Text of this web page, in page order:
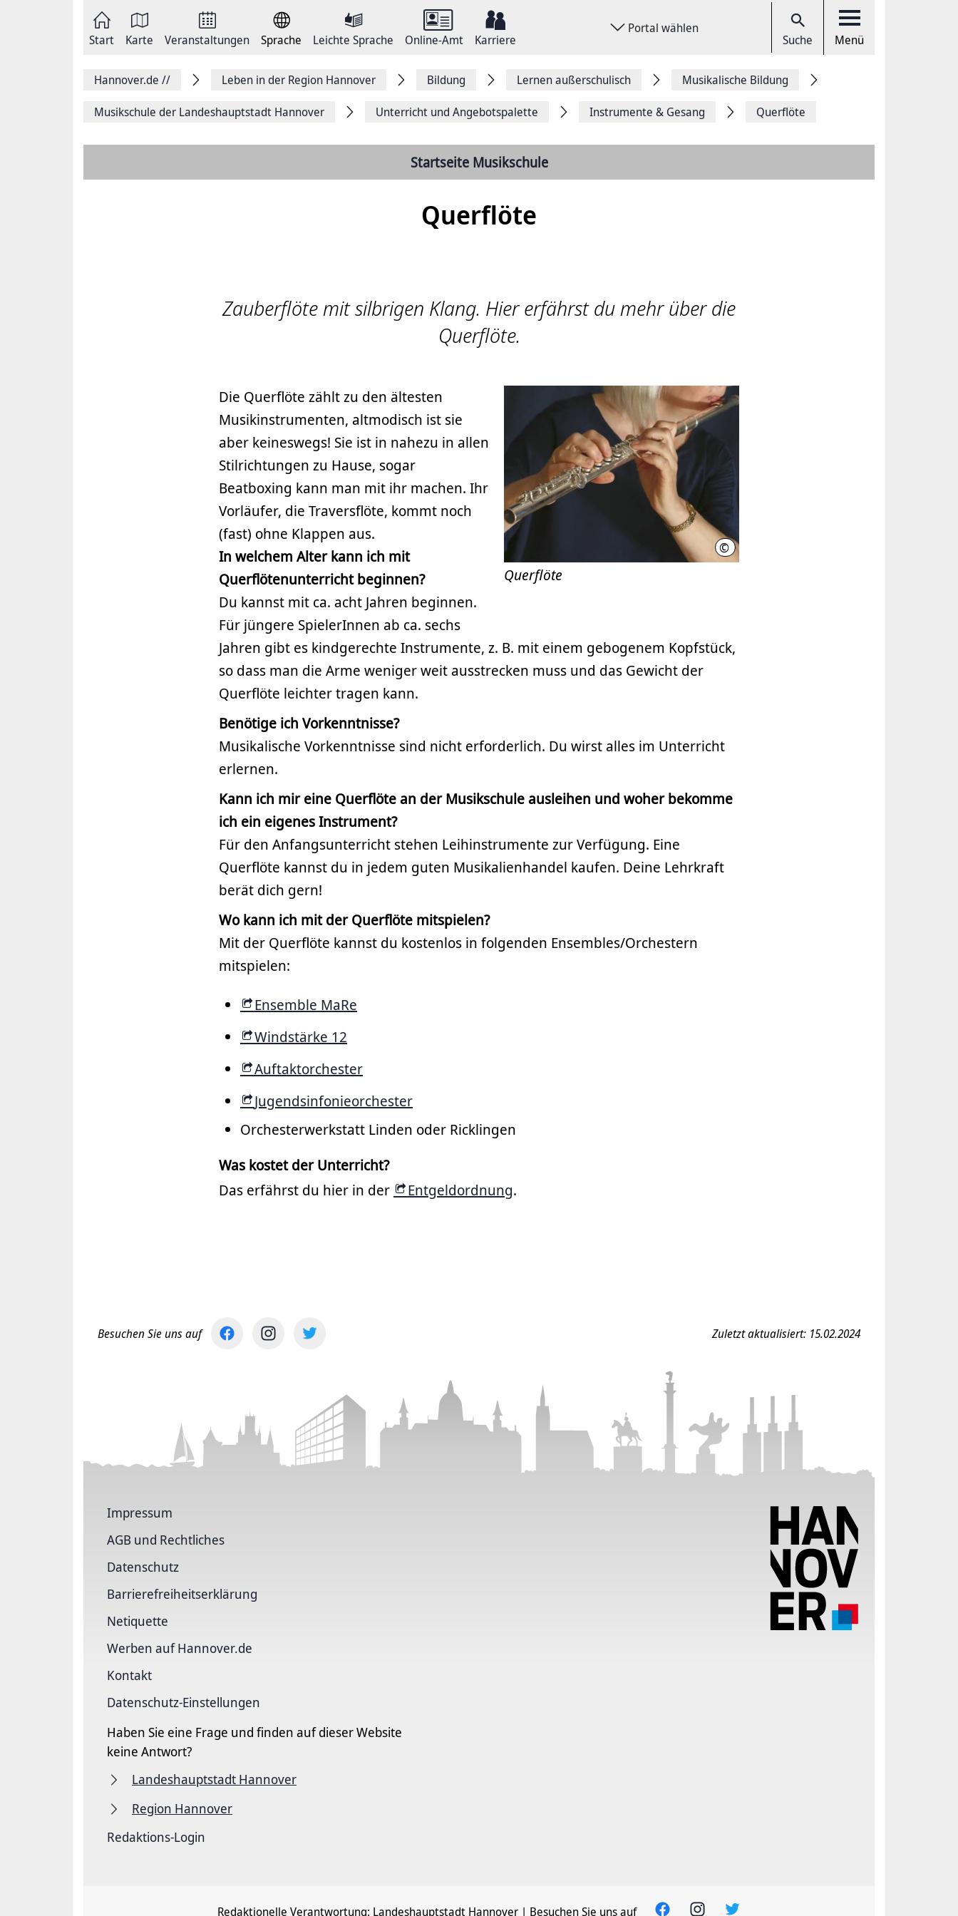
Start Karte Veranstaltungen Sprache Leichte Sprache Online-Amt Karriere
Portal wählen
Suche Menü
Hannover.de // Leben in der Region Hannover Bildung Lernen außerschulisch Musikalische Bildung
Musikschule der Landeshauptstadt Hannover Unterricht und Angebotspalette Instrumente & Gesang Querflöte
Startseite Musikschule
Querflöte
Zauberflöte mit silbrigen Klang. Hier erfährst du mehr über die
Querflöte.
© LHH
Querflöte
Die Querflöte zählt zu den ältesten
Musikinstrumenten, altmodisch ist sie
aber keineswegs! Sie ist in nahezu in allen
Stilrichtungen zu Hause, sogar
Beatboxing kann man mit ihr machen. Ihr
Vorläufer, die Traversflöte, kommt noch
(fast) ohne Klappen aus.
In welchem Alter kann ich mit
Querflötenunterricht beginnen?
Du kannst mit ca. acht Jahren beginnen.
Für jüngere SpielerInnen ab ca. sechs
Jahren gibt es kindgerechte Instrumente, z. B. mit einem gebogenem Kopfstück,
so dass man die Arme weniger weit ausstrecken muss und das Gewicht der
Querflöte leichter tragen kann.
Benötige ich Vorkenntnisse?
Musikalische Vorkenntnisse sind nicht erforderlich. Du wirst alles im Unterricht
erlernen.
Kann ich mir eine Querflöte an der Musikschule ausleihen und woher bekomme
ich ein eigenes Instrument?
Für den Anfangsunterricht stehen Leihinstrumente zur Verfügung. Eine
Querflöte kannst du in jedem guten Musikalienhandel kaufen. Deine Lehrkraft
berät dich gern!
Wo kann ich mit der Querflöte mitspielen?
Mit der Querflöte kannst du kostenlos in folgenden Ensembles/Orchestern
mitspielen:
Ensemble MaRe
Windstärke 12
Auftaktorchester
Jugendsinfonieorchester
Orchesterwerkstatt Linden oder Ricklingen
Was kostet der Unterricht?
Das erfährst du hier in der
Entgeldordnung.
Besuchen Sie uns auf Zuletzt aktualisiert: 15.02.2024
Impressum
AGB und Rechtliches
Datenschutz
Barriere­freiheits­erklärung
Netiquette
Werben auf Hannover.de
Kontakt
Datenschutz-Einstellungen
Haben Sie eine Frage und finden auf dieser Website
keine Antwort?
Landeshauptstadt Hannover
Region Hannover
Redaktions-Login
Redaktionelle Verantwortung: Landeshauptstadt Hannover | Besuchen Sie uns auf